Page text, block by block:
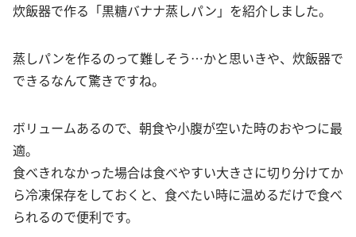
炊飯器で作る「黒糖バナナ蒸しパン」を紹介しました。
蒸しパンを作るのって難しそう…かと思いきや、炊飯器で
できるなんて驚きですね。
ボリュームあるので、朝食や小腹が空いた時のおやつに最
適。
食べきれなかった場合は食べやすい大きさに切り分けてか
ら冷凍保存をしておくと、食べたい時に温めるだけで食べ
られるので便利です。